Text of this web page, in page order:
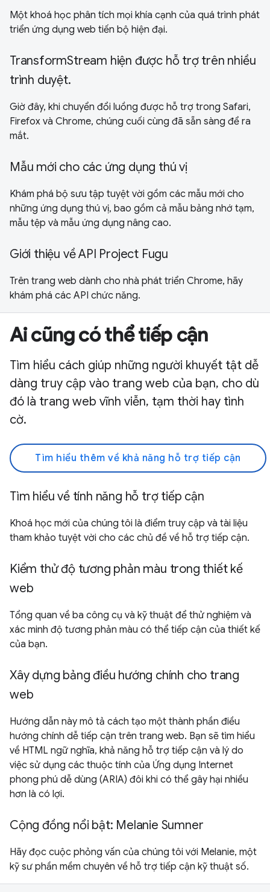
Một khoá học phân tích mọi khía cạnh của quá trình phát
triển ứng dụng web tiến bộ hiện đại.
TransformStream hiện được hỗ trợ trên nhiều
trình duyệt.
Giờ đây, khi chuyển đổi luồng được hỗ trợ trong Safari,
Firefox và Chrome, chúng cuối cùng đã sẵn sàng để ra
mắt.
Mẫu mới cho các ứng dụng thú vị
Khám phá bộ sưu tập tuyệt vời gồm các mẫu mới cho
những ứng dụng thú vị, bao gồm cả mẫu bảng nhớ tạm,
mẫu tệp và mẫu ứng dụng nâng cao.
Giới thiệu về API Project Fugu
Trên trang web dành cho nhà phát triển Chrome, hãy
khám phá các API chức năng.
Ai cũng có thể tiếp cận
Tìm hiểu cách giúp những người khuyết tật dễ
dàng truy cập vào trang web của bạn, cho dù
đó là trang web vĩnh viễn, tạm thời hay tình
cờ.
Tìm hiểu thêm về khả năng hỗ trợ tiếp cận
Tìm hiểu về tính năng hỗ trợ tiếp cận
Khoá học mới của chúng tôi là điểm truy cập và tài liệu
tham khảo tuyệt vời cho các chủ đề về hỗ trợ tiếp cận.
Kiểm thử độ tương phản màu trong thiết kế
web
Tổng quan về ba công cụ và kỹ thuật để thử nghiệm và
xác minh độ tương phản màu có thể tiếp cận của thiết kế
của bạn.
Xây dựng bảng điều hướng chính cho trang
web
Hướng dẫn này mô tả cách tạo một thành phần điều
hướng chính dễ tiếp cận trên trang web. Bạn sẽ tìm hiểu
về HTML ngữ nghĩa, khả năng hỗ trợ tiếp cận và lý do
việc sử dụng các thuộc tính của Ứng dụng Internet
phong phú dễ dùng (ARIA) đôi khi có thể gây hại nhiều
hơn là có lợi.
Cộng đồng nổi bật: Melanie Sumner
Hãy đọc cuộc phỏng vấn của chúng tôi với Melanie, một
kỹ sư phần mềm chuyên về hỗ trợ tiếp cận kỹ thuật số.